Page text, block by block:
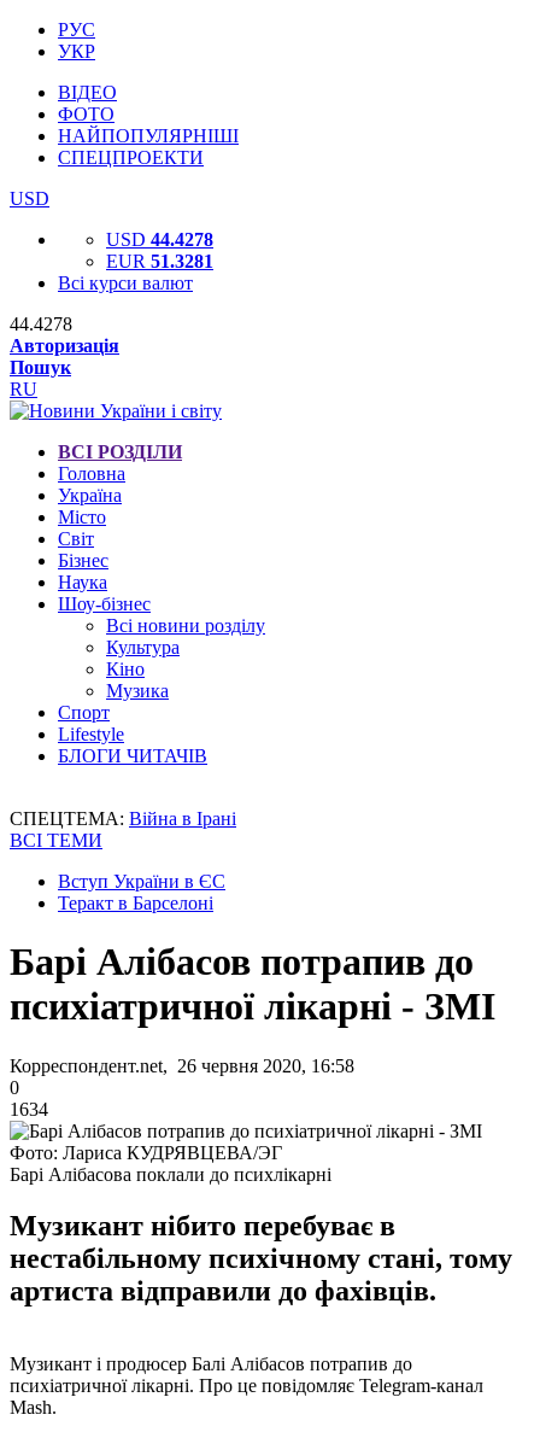
РУС
УКР
ВІДЕО
ФОТО
НАЙПОПУЛЯРНІШІ
СПЕЦПРОЕКТИ
USD
USD 44.4278
EUR 51.3281
Всі курси валют
44.4278
Авторизація
Пошук
RU
ВСІ РОЗДІЛИ
Головна
Україна
Місто
Світ
Бізнес
Наука
Шоу-бізнес
Всі новини розділу
Культура
Кіно
Музика
Спорт
Lifestyle
БЛОГИ ЧИТАЧІВ
СПЕЦТЕМА: Війна в Ірані
ВСІ ТЕМИ
Вступ України в ЄС
Теракт в Барселоні
Барі Алібасов потрапив до
психіатричної лікарні - ЗМІ
Корреспондент.net, 26 червня 2020, 16:58
0
1634
Фото: Лариса КУДРЯВЦЕВА/ЭГ
Барі Алібасова поклали до психлікарні
Музикант нібито перебуває в
нестабільному психічному стані, тому
артиста відправили до фахівців.
Музикант і продюсер Балі Алібасов потрапив до
психіатричної лікарні. Про це повідомляє Telegram-канал
Mash.